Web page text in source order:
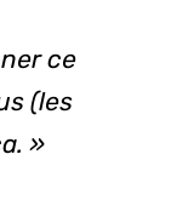
ce
(les
»